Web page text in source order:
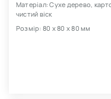
Матеріал: Сухе дерево,
чистий віск
Розмір: 80 х 80 х 80 мм